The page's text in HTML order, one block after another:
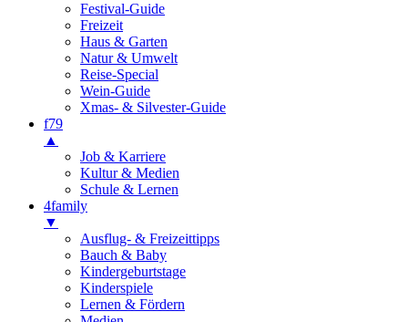
Festival-Guide
Freizeit
Haus & Garten
Natur & Umwelt
Reise-Special
Wein-Guide
Xmas- & Silvester-Guide
f79
▲
Job & Karriere
Kultur & Medien
Schule & Lernen
4family
▼
Ausflug- & Freizeittipps
Bauch & Baby
Kindergeburtstage
Kinderspiele
Lernen & Fördern